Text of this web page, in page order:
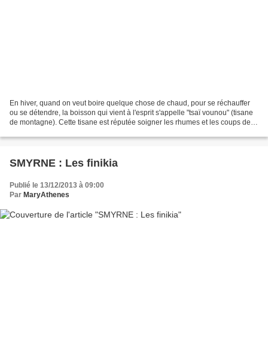
En hiver, quand on veut boire quelque chose de chaud, pour se réchauffer
ou se détendre, la boisson qui vient à l'esprit s'appelle "tsaï vounou" (tisane
de montagne). Cette tisane est réputée soigner les rhumes et les coups de
SMYRNE : Les finikia
Publié le 13/12/2013 à 09:00
Par MaryAthenes